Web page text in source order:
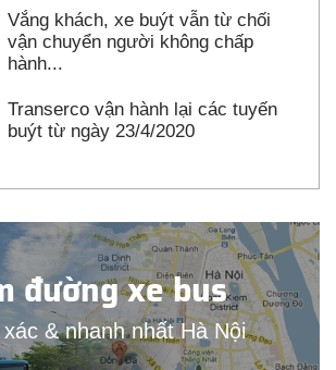
Vắng khách, xe buýt vẫn từ chối
vận chuyển người không chấp
hành...
Transerco vận hành lại các tuyến
buýt từ ngày 23/4/2020
đường xe bus
& nhanh nhất Hà Nội